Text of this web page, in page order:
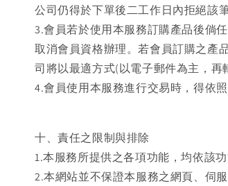
公司仍得於下單後二工作日內拒絕該筆
3.會員若於使用本服務訂購產品後倘
取消會員資格辦理。若會員訂購之產
司將以最適方式(以電子郵件為主，再
4.會員使用本服務進行交易時，得依
十、責任之限制與排除
1.本服務所提供之各項功能，均依該
2.本網站並不保證本服務之網頁、伺